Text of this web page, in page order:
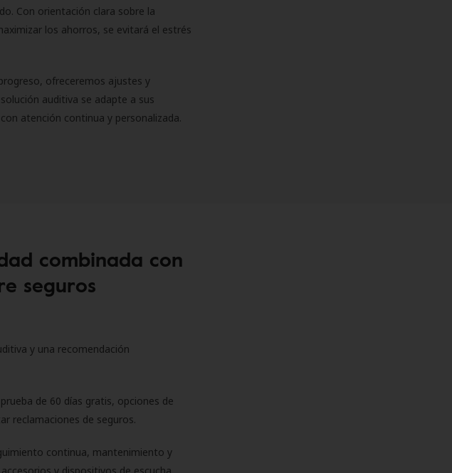
Con orientación clara sobre la
los ahorros, se evitará el estrés
ofreceremos ajustes y
auditiva se adapte a sus
atención continua y personalizada.
combinada con
seguros
y una recomendación
de 60 días gratis, opciones de
reclamaciones de seguros.
continua, mantenimiento y